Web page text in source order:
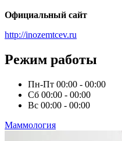
Официальный сайт
http://inozemtcev.ru
Режим работы
Пн-Пт 00:00 - 00:00
Сб 00:00 - 00:00
Вс 00:00 - 00:00
Маммология